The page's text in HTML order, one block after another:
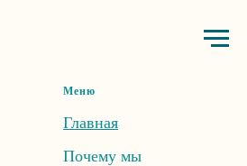
Меню
Главная
Почему мы